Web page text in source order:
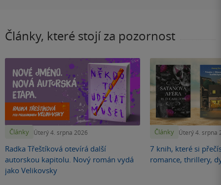
Články, které stojí za pozornost
Články Úterý 4. srpna 2026
Radka Třeštíková otevírá další
autorskou kapitolu. Nový román vydá
jako Velikovsky
Články Úterý 4. srpna
7 knih, které si
romance, thrillery,